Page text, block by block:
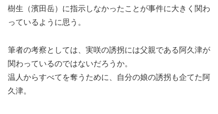
樹生（濱田岳）に指示しなかったことが事件に大きく関わ
っているように思う。
筆者の考察としては、実咲の誘拐には父親である阿久津が
関わっているのではないだろうか。
温人からすべてを奪うために、自分の娘の誘拐も企てた阿
久津。